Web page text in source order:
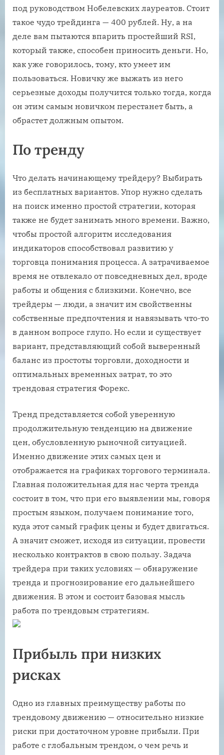
под руководством Нобелевских лауреатов. Стоит
такое чудо трейдинга — 400 рублей. Ну, а на
деле вам пытаются впарить простейший RSI,
который также, способен приносить деньги. Но,
как уже говорилось, тому, кто умеет им
пользоваться. Новичку же выжать из него
серьезные доходы получится только тогда, когда
он этим самым новичком перестанет быть, а
обрастет должным опытом.
По тренду
Что делать начинающему трейдеру? Выбирать
из бесплатных вариантов. Упор нужно сделать
на поиск именно простой стратегии, которая
также не будет занимать много времени. Важно,
чтобы простой алгоритм исследования
индикаторов способствовал развитию у
торговца понимания процесса. А затрачиваемое
время не отвлекало от повседневных дел, вроде
работы и общения с близкими. Конечно, все
трейдеры — люди, а значит им свойственны
собственные предпочтения и навязывать что-то
в данном вопросе глупо. Но если и существует
вариант, представляющий собой выверенный
баланс из простоты торговли, доходности и
оптимальных временных затрат, то это
трендовая стратегия Форекс.
Тренд представляется собой уверенную
продолжительную тенденцию на движение
цен, обусловленную рыночной ситуацией.
Именно движение этих самых цен и
отображается на графиках торгового терминала.
Главная положительная для нас черта тренда
состоит в том, что при его выявлении мы, говоря
простым языком, получаем понимание того,
куда этот самый график цены и будет двигаться.
А значит сможет, исходя из ситуации, провести
несколько контрактов в свою пользу. Задача
трейдера при таких условиях — обнаружение
тренда и прогнозирование его дальнейшего
движения. В этом и состоит базовая мысль
работа по трендовым стратегиям.
Прибыль при низких
рисках
Одно из главных преимуществу работы по
трендовому движению — относительно низкие
риски при достаточном уровне прибыли. При
работе с глобальным трендом, о чем речь и